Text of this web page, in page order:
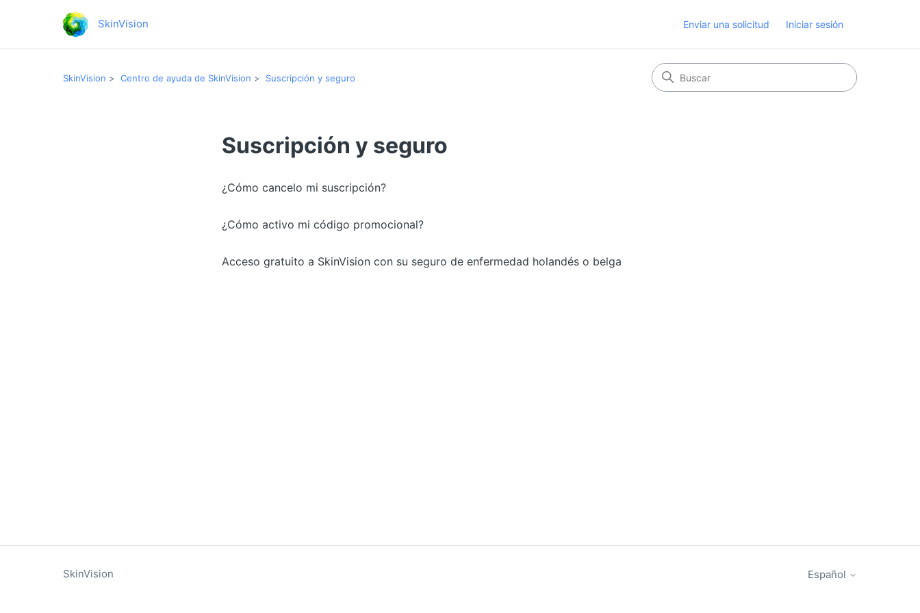
SkinVision Enviar una solicitud Iniciar sesión
SkinVision Centro de ayuda de SkinVision Suscripción y seguro
Suscripción y seguro
¿Cómo cancelo mi suscripción?
¿Cómo activo mi código promocional?
Acceso gratuito a SkinVision con su seguro de enfermedad holandés o belga
SkinVision Español